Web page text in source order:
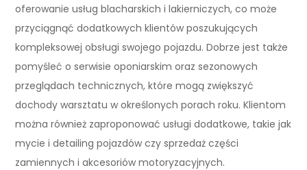
oferowanie usług blacharskich i lakierniczych, co może
przyciągnąć dodatkowych klientów poszukujących
kompleksowej obsługi swojego pojazdu. Dobrze jest także
pomyśleć o serwisie oponiarskim oraz sezonowych
przeglądach technicznych, które mogą zwiększyć
dochody warsztatu w określonych porach roku. Klientom
można również zaproponować usługi dodatkowe, takie jak
mycie i detailing pojazdów czy sprzedaż części
zamiennych i akcesoriów motoryzacyjnych.